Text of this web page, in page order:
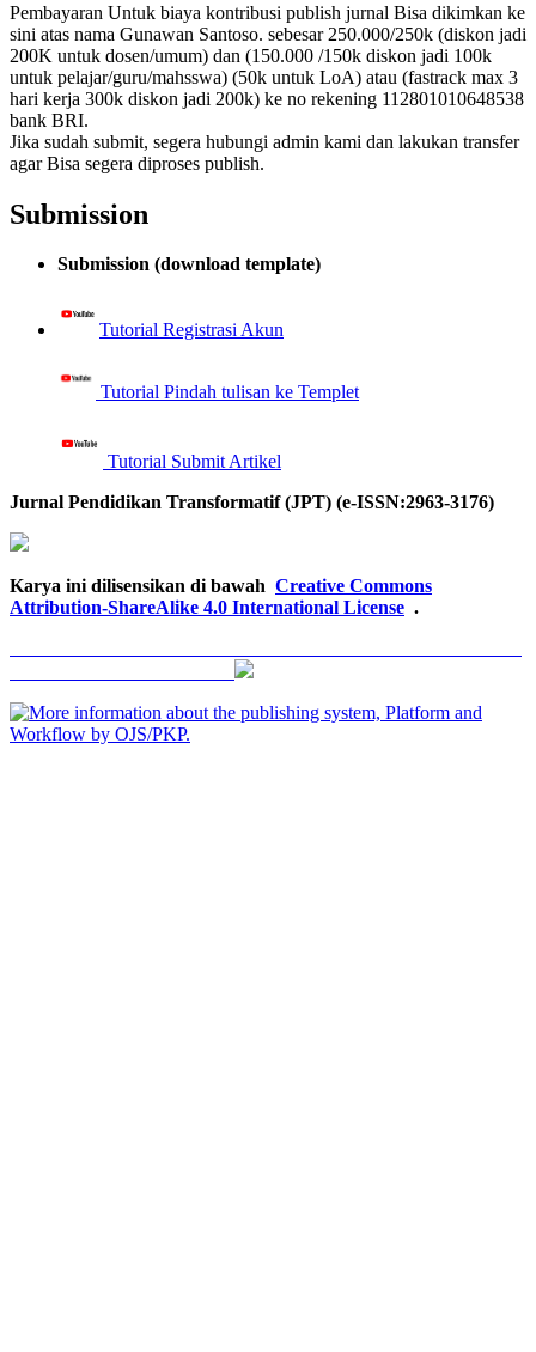
Pembayaran Untuk biaya kontribusi publish jurnal Bisa dikimkan ke
sini atas nama Gunawan Santoso. sebesar 250.000/250k (diskon jadi
200K untuk dosen/umum) dan (150.000 /150k diskon jadi 100k
untuk pelajar/guru/mahsswa) (50k untuk LoA) atau (fastrack max 3
hari kerja 300k diskon jadi 200k) ke no rekening 112801010648538
bank BRI.
Jika sudah submit, segera hubungi admin kami dan lakukan transfer
agar Bisa segera diproses publish.
Submission
Submission (download template)
Tutorial Registrasi Akun
Tutorial Pindah tulisan ke Templet
Tutorial Submit Artikel
Jurnal Pendidikan Transformatif (JPT) (e-ISSN:2963-3176)
Karya ini dilisensikan di bawah Creative Commons
Attribution-ShareAlike 4.0 International License .